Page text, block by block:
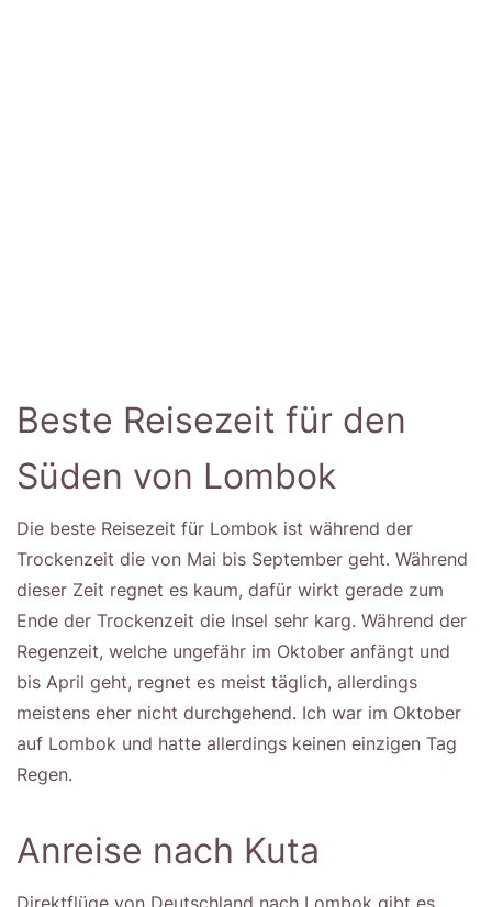
Beste Reisezeit für den
Süden von Lombok
Die beste Reisezeit für Lombok ist während der
Trockenzeit die von Mai bis September geht. Während
dieser Zeit regnet es kaum, dafür wirkt gerade zum
Ende der Trockenzeit die Insel sehr karg. Während der
Regenzeit, welche ungefähr im Oktober anfängt und
bis April geht, regnet es meist täglich, allerdings
meistens eher nicht durchgehend. Ich war im Oktober
auf Lombok und hatte allerdings keinen einzigen Tag
Regen.
Anreise nach Kuta